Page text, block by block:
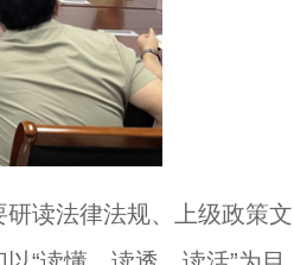
读法律法规、上级政策文